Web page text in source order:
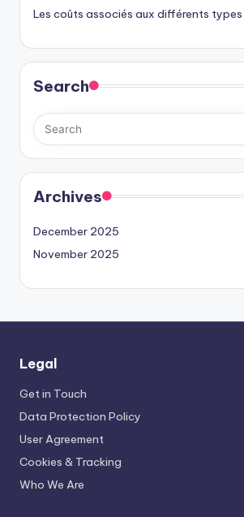
Les coûts associés aux différents
Search
Archives
December 2025
November 2025
Legal
Get in Touch
Data Protection Policy
User Agreement
Cookies & Tracking
Who We Are